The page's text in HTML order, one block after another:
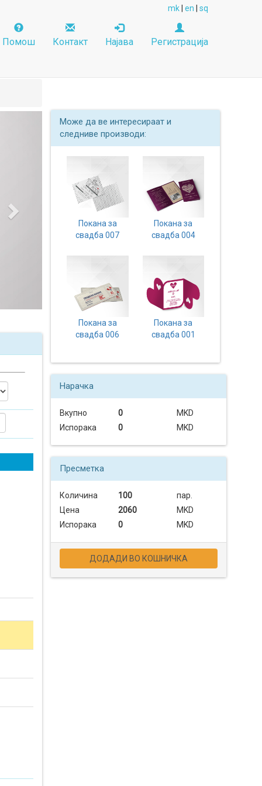
mk en sq
Помош Контакт Најава Регистрација
Може да ве интересираат и
следниве производи:
Покана за
свадба 007
Покана за
свадба 004
Покана за
свадба 006
Покана за
свадба 001
Нарачка
Вкупно 0
MKD
Испорака
0 MKD
Пресметка
Количина 100
пар.
Цена
2060
MKD
Испорака
0 MKD
ДОДАДИ ВО КОШНИЧКА